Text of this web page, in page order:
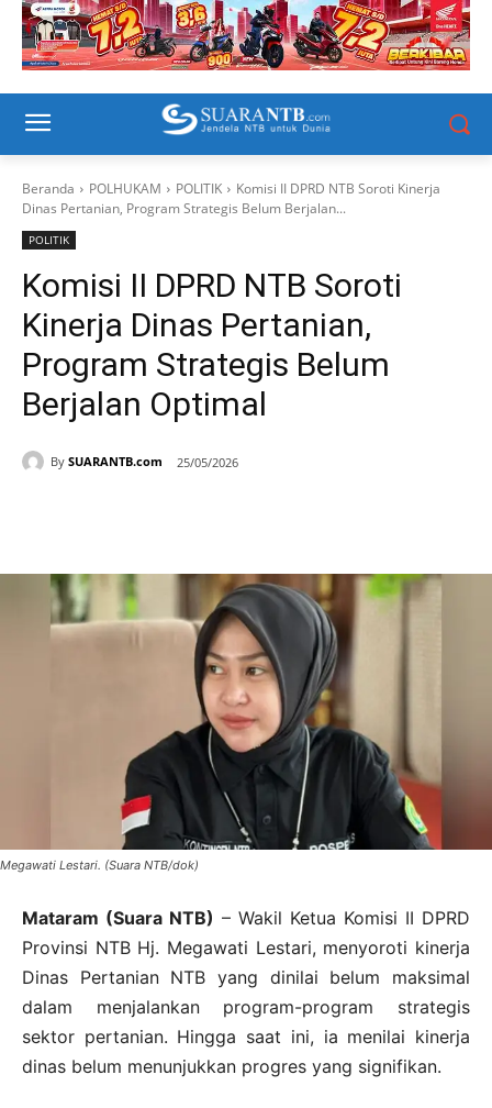
Beranda POLHUKAM POLITIK
Komisi II DPRD NTB Soroti Kinerja
Dinas Pertanian, Program Strategis Belum Berjalan...
POLITIK
Komisi II DPRD NTB Soroti
Kinerja Dinas Pertanian,
Program Strategis Belum
Berjalan Optimal
By SUARANTB.com 25/05/2026
Megawati Lestari. (Suara NTB/dok)
Mataram (Suara NTB) – Wakil Ketua Komisi II DPRD
Provinsi NTB Hj. Megawati Lestari, menyoroti kinerja
Dinas Pertanian NTB yang dinilai belum maksimal
dalam menjalankan program-program strategis
sektor pertanian. Hingga saat ini, ia menilai kinerja
dinas belum menunjukkan progres yang signifikan.